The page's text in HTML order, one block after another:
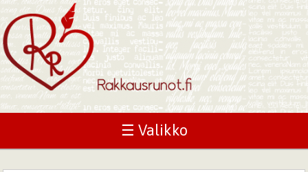
☰ Valikko